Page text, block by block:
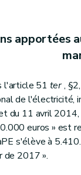
apportées
l'article 51 ter,
de l'électricité,
du 11 avril
euros » est
s'élève à
de 2017 ».